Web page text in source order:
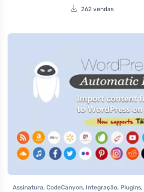
262 vendas
Assinatura, CodeCanyon, Integração, Plugins,